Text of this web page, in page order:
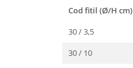
Cod fitil (Ø/H cm)
30 / 3,5
30 / 10